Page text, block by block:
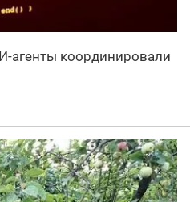
координировали